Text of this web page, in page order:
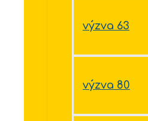
výzva 63
výzva 80